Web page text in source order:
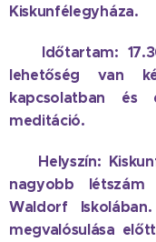
Kiskunfélegyháza.
👉 Időtartam:
lehetőség van
kapcsolatban
meditáció.
👉 Helyszín:
nagyobb
Waldorf
megvalósulása